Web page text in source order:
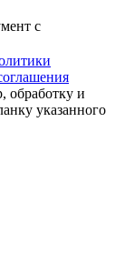
с
обработку и
указанного